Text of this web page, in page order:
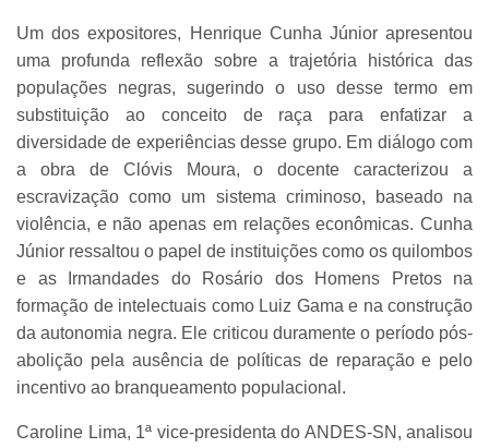
Um dos expositores, Henrique Cunha Júnior apresentou
uma profunda reflexão sobre a trajetória histórica das
populações negras, sugerindo o uso desse termo em
substituição ao conceito de raça para enfatizar a
diversidade de experiências desse grupo. Em diálogo com
a obra de Clóvis Moura, o docente caracterizou a
escravização como um sistema criminoso, baseado na
violência, e não apenas em relações econômicas. Cunha
Júnior ressaltou o papel de instituições como os quilombos
e as Irmandades do Rosário dos Homens Pretos na
formação de intelectuais como Luiz Gama e na construção
da autonomia negra. Ele criticou duramente o período pós-
abolição pela ausência de políticas de reparação e pelo
incentivo ao branqueamento populacional.
Caroline Lima, 1ª vice-presidenta do ANDES-SN, analisou